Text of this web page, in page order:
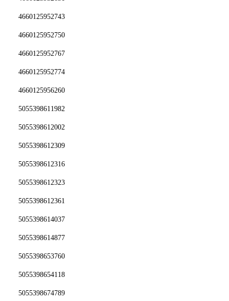
4660125952743
4660125952750
4660125952767
4660125952774
4660125956260
5055398611982
5055398612002
5055398612309
5055398612316
5055398612323
5055398612361
5055398614037
5055398614877
5055398653760
5055398654118
5055398674789